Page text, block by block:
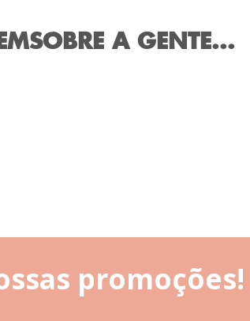
SOBRE A GENTE...
promoções!